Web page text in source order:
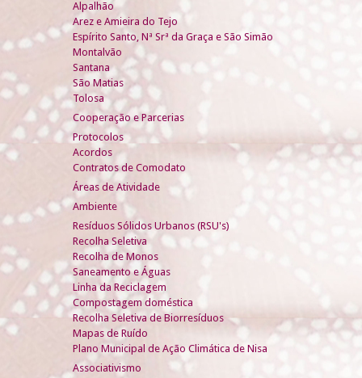
Alpalhão
Arez e Amieira do Tejo
Espírito Santo, Nª Srª da Graça e São Simão
Montalvão
Santana
São Matias
Tolosa
Cooperação e Parcerias
Protocolos
Acordos
Contratos de Comodato
Áreas de Atividade
Ambiente
Resíduos Sólidos Urbanos (RSU's)
Recolha Seletiva
Recolha de Monos
Saneamento e Águas
Linha da Reciclagem
Compostagem doméstica
Recolha Seletiva de Biorresíduos
Mapas de Ruído
Plano Municipal de Ação Climática de Nisa
Associativismo